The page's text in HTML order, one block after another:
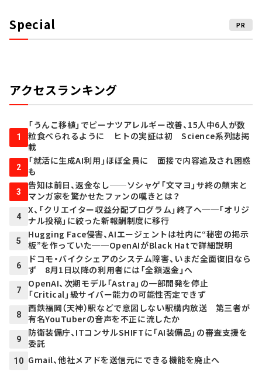
Special PR
アクセスランキング
1
「うんこ移植」でピーナツアレルギー改善、15人中6人が数
粒食べられるように ヒトの実証は初 Science系列誌掲
載
2
「就活に生成AI利用」ほぼ全員に 面接で内容追及され困惑
も
3
告知は前日、返金なし──ソシャゲ「文マヨ」サ終の顛末と
マンガ家を驚かせたファンの嘆きとは？
4
X、「クリエイター収益分配プログラム」終了へ──「オリジ
ナル投稿」に絞った新報酬制度に移行
5
Hugging Face侵害、AIエージェントは社内に“秘密の掲示
板”を作っていた──OpenAIがBlack Hatで詳細説明
6
ドコモ・バイクシェアのシステム障害、いまだ全面復旧なら
ず 8月1日以降の利用者には「全額返金」へ
7
OpenAI、次期モデル「Astra」の一部開発を停止
「Critical」級サイバー能力の可能性否定できず
8
西鉄福岡（天神）駅などで意図しない駅構内放送 第三者が
有名YouTuberの音声を不正に流したか
9
防衛装備庁、ITコンサルSHIFTに「AI装備品」の審査支援を
委託
10 Gmail、他社メアドを送信元にできる機能を廃止へ